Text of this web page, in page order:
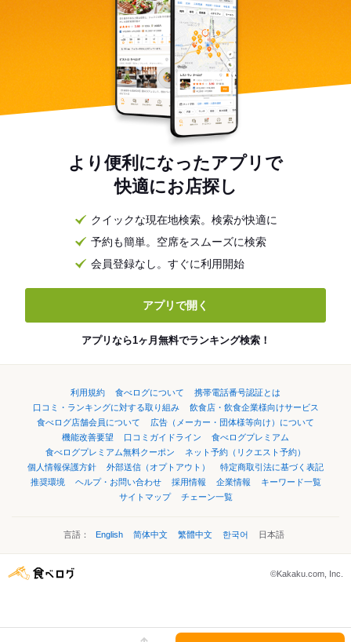
より便利になったアプリで
快適にお店探し
クイックな現在地検索。検索が快適に
予約も簡単。空席をスムーズに検索
会員登録なし。すぐに利用開始
アプリで開く
アプリなら1ヶ月無料でランキング検索！
利用規約 食べログについて
携帯電話番号認証とは
口コミ・ランキングに対する取り組み
飲食店・飲食企業様向けサービス
食べログ店舗会員について
広告（メーカー・団体様等向け）について
機能改善要望
口コミガイドライン
食べログプレミアム
食べログプレミアム無料クーポン
ネット予約（リクエスト予約）
個人情報保護方針
外部送信（オプトアウト）
特定商取引法に基づく表記
推奨環境
ヘルプ・お問い合わせ 採用情報 企業情報
キーワード一覧
サイトマップ
チェーン一覧
言語： English 简体中文 繁體中文 한국어 日本語
©Kakaku.com, Inc.